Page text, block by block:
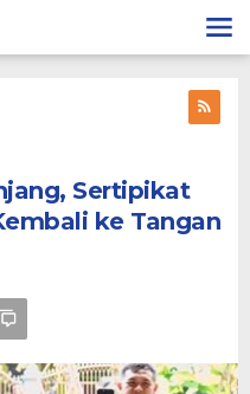
Sertipikat
ke Tangan